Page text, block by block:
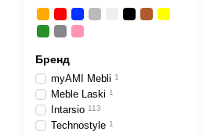
Бренд
myAMI Mebli 1
Meble Laski 1
Intarsio 113
Teсhnostyle 1